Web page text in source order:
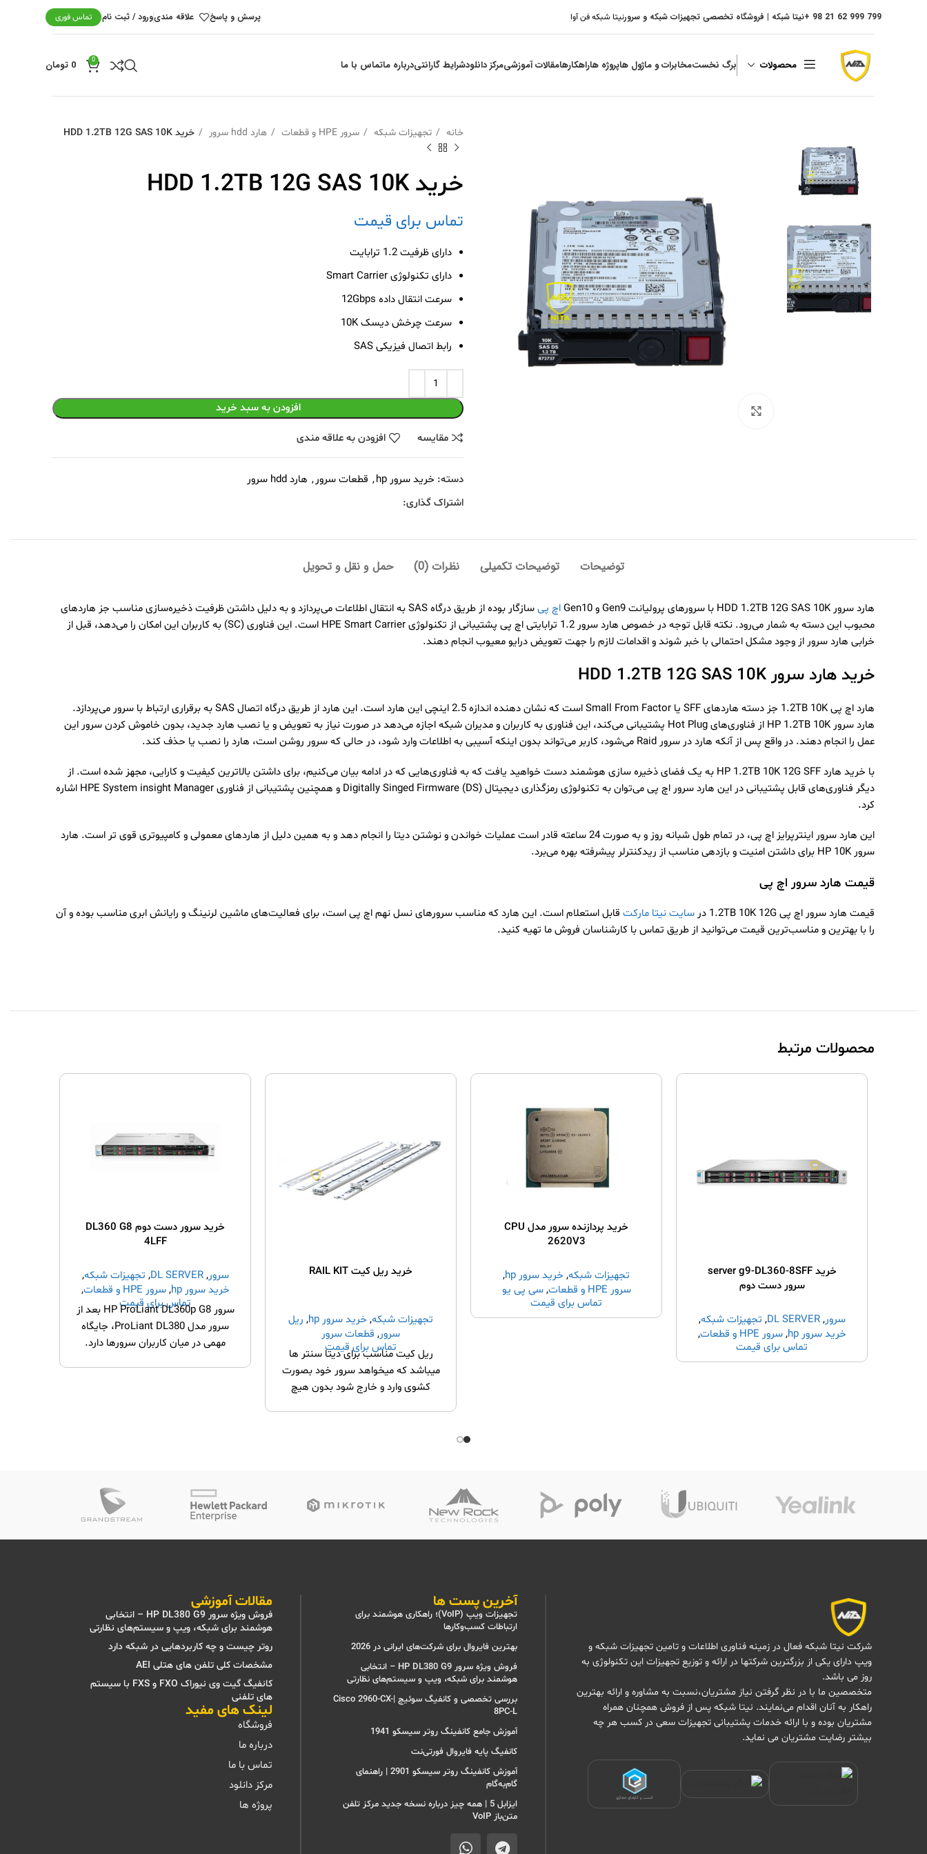
799 999 62 21 98 + نیتا شبکه | فروشگاه تخصصی تجهیزات شبکه و سرورنیتا شبکه فن آوا پرسش و پاسخ علاقه مندیورود / ثبت نام تماس فوری
محصولات برگ نخستمخابرات و ماژول هاپروژه هاراهکارهامقالات آموزشیمرکز دانلودشرایط گارانتیدرباره ماتماس با ما 0
0 تومان
خانه تجهیزات شبکه سرور HPE و قطعات هارد hdd سرور خرید HDD 1.2TB 12G SAS 10K
خرید HDD 1.2TB 12G SAS 10K
تماس برای قیمت
دارای ظرفیت 1.2 ترابایت
دارای تکنولوژی Smart Carrier
سرعت انتقال داده 12Gbps
سرعت چرخش دیسک 10K
رابط اتصال فیزیکی SAS
افزودن به سبد خرید
مقايسه افزودن به علاقه مندی
دسته: خرید سرور hp , قطعات سرور, هارد hdd سرور
اشتراک گذاری:
توضیحات توضیحات تکمیلی نظرات (0) حمل و نقل و تحویل
هارد سرور HDD 1.2TB 12G SAS 10K با سرورهای پرولیانت Gen9 و Gen10 اچ پی
سازگار بوده از طریق درگاه SAS به انتقال اطلاعات می‌پردازد و به دلیل داشتن ظرفیت ذخیره‌سازی مناسب جز هارد‌های
محبوب این دسته به شمار می‌رود. نکته قابل توجه در خصوص هارد سرور 1.2 ترابایتی اچ پی پشتیبانی از تکنولوژی HPE Smart Carrier است. این فناوری (SC) به کاربران این امکان را می‌دهد، قبل از
خرابی هارد سرور از وجود مشکل احتمالی با خبر شوند و اقدامات لازم را جهت تعویض درایو معیوب انجام دهند.
خرید هارد سرور HDD 1.2TB 12G SAS 10K
هارد اچ پی 1.2TB 10K جز دسته هارد‌های SFF یا Small From Factor است که نشان دهنده اندازه 2.5 اینچی این هارد است. این هارد از طریق درگاه اتصال SAS به برقراری ارتباط با سرور می‌پردازد.
هارد سرور HP 1.2TB 10K از فناوری‌های Hot Plug پشتیبانی می‌کند، این فناوری به کاربران و مدیران شبکه اجازه می‌دهد در صورت نیاز به تعویض و یا نصب هارد جدید، بدون خاموش کردن سرور این
عمل را انجام دهند. در واقع پس از آنکه هارد در سرور Raid می‌شود، کاربر می‌تواند بدون اینکه آسیبی به اطلاعات وارد شود، در حالی که سرور روشن است، هارد را نصب یا حذف کند.
با خرید هارد HP 1.2TB 10K 12G SFF به یک فضای ذخیره سازی هوشمند دست خواهید یافت که به فناوری‌هایی که در ادامه بیان می‌کنیم، برای داشتن بالاترین کیفیت و کارایی، مجهز شده است. از
دیگر فناوری‌های قابل پشتیبانی در این هارد سرور اچ پی می‌توان به تکنولوژی رمزگذاری دیجیتال Digitally Singed Firmware (DS) و همچنین پشتیبانی از فناوری HPE System insight Manager اشاره
کرد.
این هارد سرور اینترپرایز اچ پی، در تمام طول شبانه روز و به صورت 24 ساعته قادر است عملیات خواندن و نوشتن دیتا را انجام دهد و به همین دلیل از هارد‌های معمولی و کامپیوتری قوی تر است. هارد
سرور HP 10K برای داشتن امنیت و بازدهی مناسب از ریدکنترلر پیشرفته بهره می‌برد.
قیمت هارد سرور اچ پی
قیمت هارد سرور اچ پی 1.2TB 10K 12G در سایت نیتا مارکت قابل استعلام است. این هارد که مناسب سرورهای نسل نهم اچ پی است، برای فعالیت‌های ماشین لرنینگ و رایانش ابری مناسب بوده و آن
را با بهترین و مناسب‌ترین قیمت می‌توانید از طریق تماس با کارشناسان فروش ما تهیه کنید.
محصولات مرتبط
خرید server g9-DL360-8SFF
سرور دست دوم
سرور,
DL SERVER
, تجهیزات شبکه,
خرید سرور hp
,سرور HPE و قطعات
,
شاسی,قطعات سرور
تماس برای قیمت
خرید پردازنده سرور مدل CPU
2620V3
تجهیزات شبکه, خرید سرور hp
,
سرور HPE و قطعات
,سی پی یو
سرور,قطعات سرور
تماس برای قیمت
خرید ریل کیت RAIL KIT
تجهیزات شبکه, خرید سرور hp , ریل
سرور, قطعات سرور
تماس برای قیمت
ریل کیت مناسب برای دیتا سنتر ها
میباشد که میخواهد سرور خود بصورت
کشوی وارد و خارج شود بدون هیچ
خرید سرور دست دوم DL360 G8
4LFF
سرور,
DL SERVER
, تجهیزات شبکه,
خرید سرور hp
,سرور HPE و قطعات
,
شاسی,قطعات سرور
تماس برای قیمت
سرور HP ProLiant DL360p G8 بعد از
سرور مدل ProLiant DL380، جایگاه
مهمی در میان کاربران سرورها دارد.
شرکت نیتا شبکه فعال در زمینه فناوری اطلاعات و تامین تجهیزات شبکه و
ویپ دارای یکی از بزرگترین شرکتها در ارائه و توزیع تجهیزات این تکنولوژی به
روز می باشد.
متخصصین ما با در نظر گرفتن نیاز مشتریان،نسبت به مشاوره و ارائه بهترین
راهکار به آنان اقدام می‌نمایند. نیتا شبکه پس از فروش همچنان همراه
مشتریان بوده و با ارائه خدمات پشتیبانی تجهیزات سعی در کسب هر چه
بیشتر رضایت مشتریان می نماید.
کسب و کارهای مجازی
آخرین پست ها
تجهیزات ویپ (VoIP)؛ راهکاری هوشمند برای
ارتباطات کسب‌وکارها
بهترین فایروال برای شرکت‌های ایرانی در 2026
فروش ویژه سرور HP DL380 G9 – انتخابی
هوشمند برای شبکه، ویپ و سیستم‌های نظارتی
بررسی تخصصی و کانفیگ سوئیچ |Cisco 2960-CX-
8PC-L
آموزش جامع کانفینگ روتر سیسکو 1941
کانفیگ پایه فایروال فورتی‌نت
آموزش کانفینگ روتر سیسکو 2901 | راهنمای
گام‌به‌گام
ایزابل 5 | همه چیز درباره نسخه جدید مرکز تلفن
متن‌باز VoIP
مقالات آموزشی
فروش ویژه سرور HP DL380 G9 – انتخابی
هوشمند برای شبکه، ویپ و سیستم‌های نظارتی
روتر چیست و چه کاربردهایی در شبکه دارد
مشخصات کلی تلفن های هتلی AEI
کانفیگ گیت وی نیوراک FXO و FXS با سیستم
های تلفنی
لینک های مفید
فروشگاه
درباره ما
تماس با ما
مرکز دانلود
پروژه ها